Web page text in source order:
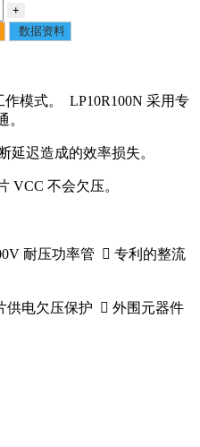
+
数据资料
模式。 LP10R100N 采用专
。
延迟造成的效率损失。
VCC 不会欠压。
耐压功率管  专利的整流
供电欠压保护  外围元器件